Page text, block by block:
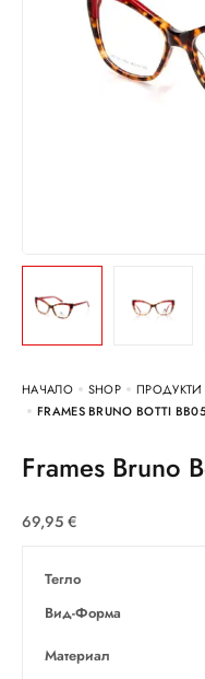
НАЧАЛО SHOP ПРОДУКТИ
FRAMES BRUNO BOTTI
Frames
69,95 €
Тегло
Вид-Форма
Материал